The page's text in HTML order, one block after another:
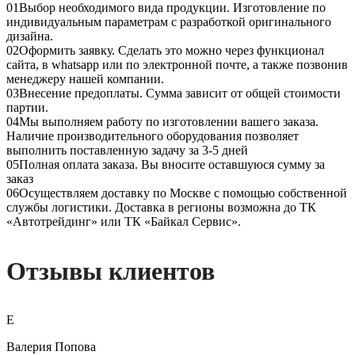
01Выбор необходимого вида продукции. Изготовление по
индивидуальным параметрам с разработкой оригинального
дизайна.
02Оформить заявку. Сделать это можно через функционал
сайта, в whatsapp или по электронной почте, а также позвонив
менеджеру нашей компании.
03Внесение предоплаты. Сумма зависит от общей стоимости
партии.
04Мы выполняем работу по изготовлении вашего заказа.
Наличие производительного оборудования позволяет
выполнить поставленную задачу за 3-5 дней
05Полная оплата заказа. Вы вносите оставшуюся сумму за
заказ
06Осуществляем доставку по Москве с помощью собственной
службы логистики. Доставка в регионы возможна до ТК
«Автотрейдинг» или ТК «Байкал Сервис».
Отзывы клиентов
Е
Валерия Попова